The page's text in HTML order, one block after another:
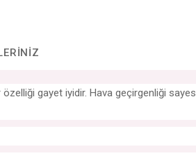
gayet iyidir. Hava geçirgenliği